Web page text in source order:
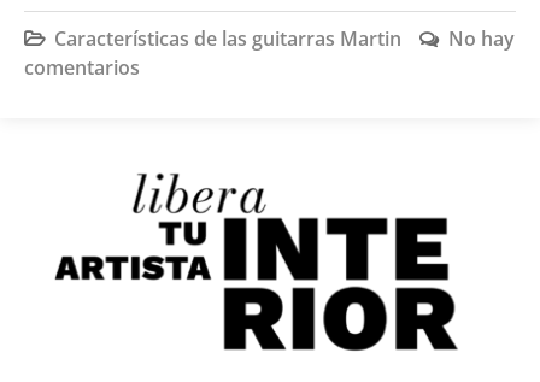
Características de las guitarras Martin
No hay
comentarios